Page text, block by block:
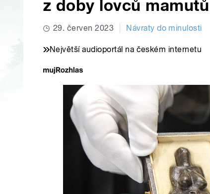
z doby lovců mamutů
29. červen 2023 Návraty do minulosti
Největší audioportál na českém internetu